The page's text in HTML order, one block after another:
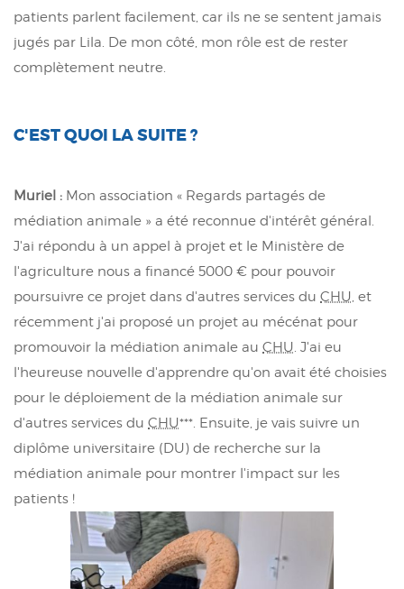
patients parlent facilement, car ils ne se sentent jamais
jugés par Lila. De mon côté, mon rôle est de rester
complètement neutre.
C'EST QUOI LA SUITE ?
Muriel : Mon association « Regards partagés de
médiation animale » a été reconnue d'intérêt général.
J'ai répondu à un appel à projet et le Ministère de
l'agriculture nous a financé 5000 € pour pouvoir
poursuivre ce projet dans d'autres services du CHU, et
récemment j'ai proposé un projet au mécénat pour
promouvoir la médiation animale au CHU. J'ai eu
l'heureuse nouvelle d'apprendre qu'on avait été choisies
pour le déploiement de la médiation animale sur
d'autres services du CHU***. Ensuite, je vais suivre un
diplôme universitaire (DU) de recherche sur la
médiation animale pour montrer l'impact sur les
patients !